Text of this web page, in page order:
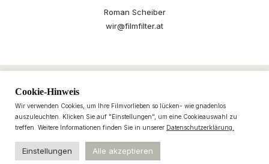
Roman Scheiber
wir@filmfilter.at
Cookie-Hinweis
Wir verwenden Cookies, um Ihre Filmvorlieben so lücken- wie gnadenlos
auszuleuchten. Klicken Sie auf "Einstellungen", um eine Cookieauswahl zu
treffen. Weitere Informationen finden Sie in unserer Datenschutzerklärung.
Einstellungen Alle akzeptieren